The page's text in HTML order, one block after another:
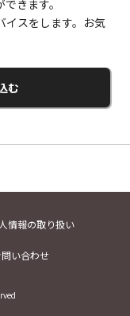
きます。
イスをします。お気
む
情報の取り扱い
問い合わせ